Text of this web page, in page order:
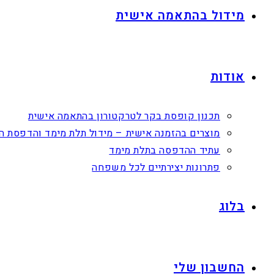
מידול בהתאמה אישית
אודות
תכנון קופסת בקר לטרקטורון בהתאמה אישית
מוצרים בהזמנה אישית – מידול תלת מימד והדפסת
עתיד ההדפסה בתלת מימד
פתרונות יצירתיים לכל משפחה
בלוג
החשבון שלי